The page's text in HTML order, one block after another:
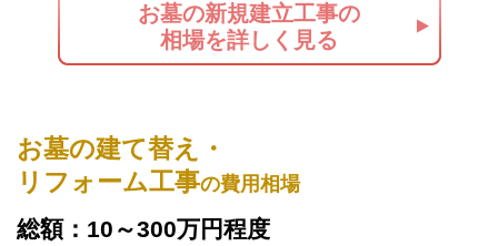
お墓の新規建立工事の
相場を詳しく見る
お墓の建て替え・
リフォーム工事の費用相場
総額：10～300万円程度